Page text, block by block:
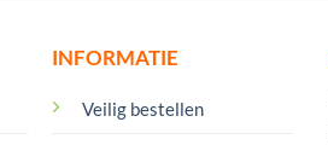
INFORMATIE
Veilig bestellen